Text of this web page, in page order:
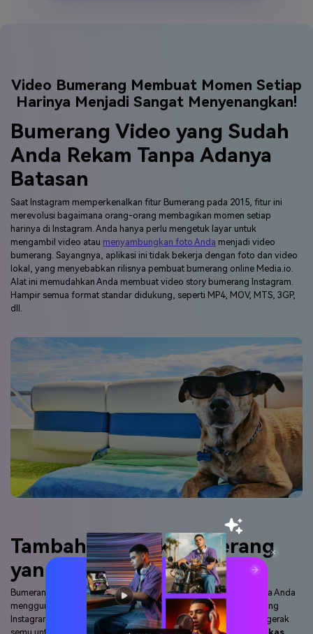
Unggahlah Video Anda Sekarang
Harinya Menjadi Sangat Menyenangkan!
Bumerang Video yang Sudah
Anda Rekam Tanpa Adanya
Batasan
Saat Instagram memperkenalkan fitur Bumerang pada 2015, fitur ini
mengambil video ataumenyambungkan foto Andamenjadi video
bumerang. Sayangnya, aplikasi ini tidak bekerja dengan foto dan video
lokal, yang menyebabkan rilisnya pembuat bumerang online Media.io.
Alat ini memudahkan Anda membuat video story bumerang Instagram.
Hampir semua format standar didukung, seperti MP4, MOV, MTS, 3GP,